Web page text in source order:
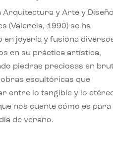
Arquitectura y Arte y
(Valencia, 1990) se ha
en joyería y fusiona
en su práctica artística,
piedras preciosas en
obras escultóricas que
entre lo tangible y lo
nos cuente cómo es para
de verano.